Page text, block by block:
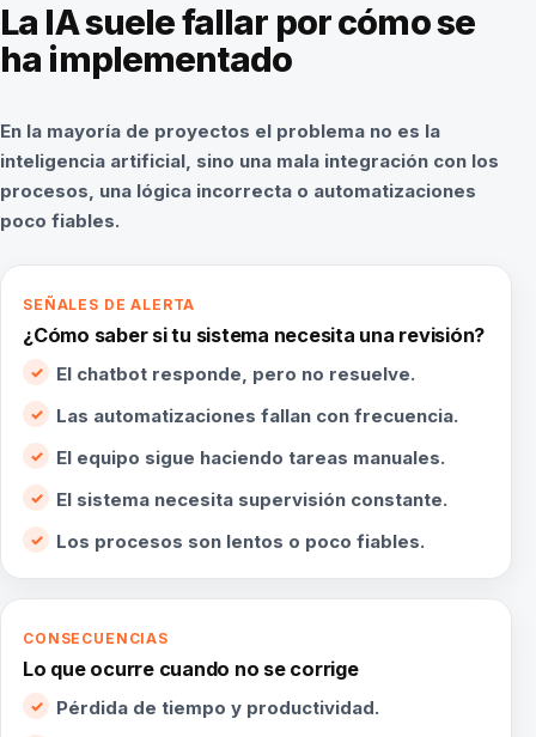
La IA suele fallar por cómo se
ha implementado
En la mayoría de proyectos el problema no es la
inteligencia artificial, sino una mala integración con los
procesos, una lógica incorrecta o automatizaciones
poco fiables.
SEÑALES DE ALERTA
¿Cómo saber si tu sistema necesita una revisión?
El chatbot responde, pero no resuelve.
Las automatizaciones fallan con frecuencia.
El equipo sigue haciendo tareas manuales.
El sistema necesita supervisión constante.
Los procesos son lentos o poco fiables.
CONSECUENCIAS
Lo que ocurre cuando no se corrige
Pérdida de tiempo y productividad.